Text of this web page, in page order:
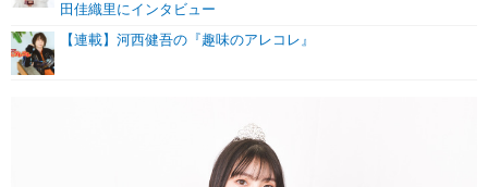
田佳織里にインタビュー
【連載】河西健吾の『趣味のアレコレ』